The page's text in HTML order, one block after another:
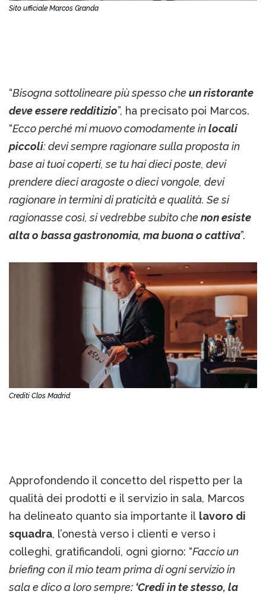
Sito ufficiale Marcos Granda
“Bisogna sottolineare più spesso cheun ristorante
deve essere redditizio”, ha precisato poi Marcos.
“Ecco perché mi muovo comodamente inlocali
piccoli: devi sempre ragionare sulla proposta in
base ai tuoi coperti, se tu hai dieci poste, devi
prendere dieci aragoste o dieci vongole, devi
ragionare in termini di praticità e qualità. Se si
ragionasse così, si vedrebbe subito chenon esiste
alta o bassa gastronomia, ma buona o cattiva”.
Crediti Clos Madrid
Approfondendo il concetto del rispetto per la
qualità dei prodotti e il servizio in sala, Marcos
ha delineato quanto sia importante il lavoro di
squadra, l’onestà verso i clienti e verso i
colleghi, gratificandoli, ogni giorno: “Faccio un
briefing con il mio team prima di ogni servizio in
sala e dico a loro sempre: ‘Credi in te stesso, la